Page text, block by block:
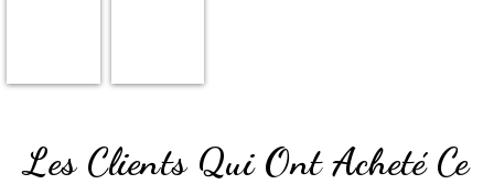
Les Clients Qui Ont Acheté Ce